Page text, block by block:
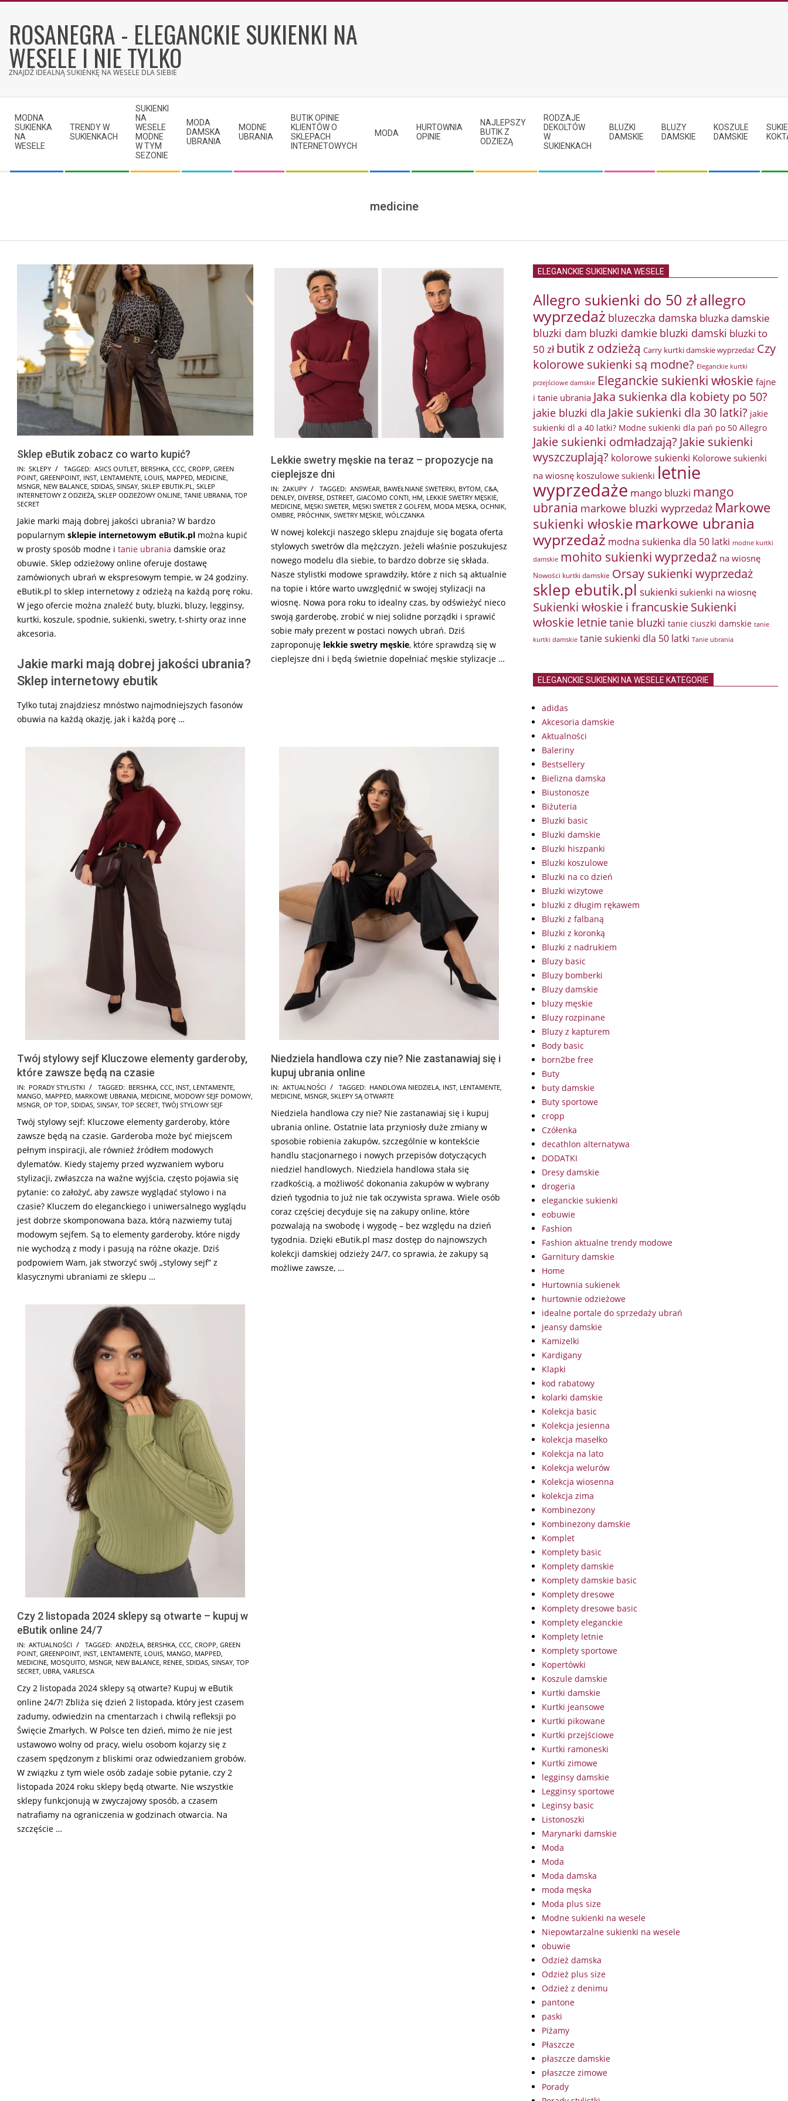
contentROSANEGRA - ELEGANCKIE SUKIENKI NA
WESELE I NIE TYLKO
ZNAJDŹ IDEALNĄ SUKIENKĘ NA WESELE DLA SIEBIE
Navigation
Menu
MODNA
SUKIENKA
NA
WESELE
TRENDY W
SUKIENKACH
SUKIENKI
NA
WESELE
MODNE
W TYM
SEZONIE
MODA
DAMSKA
UBRANIA
MODNE
UBRANIA
BUTIK OPINIE
KLIENTÓW O
SKLEPACH
INTERNETOWYCH
MODA
HURTOWNIA
OPINIE
NAJLEPSZY
BUTIK Z
ODZIEŻĄ
RODZAJE
DEKOLTÓW
W
SUKIENKACH
BLUZKI
DAMSKIE
BLUZY
DAMSKIE
KOSZULE
DAMSKIE
medicine
Sklep eButik zobacz co warto kupić?
2025-
12-
07
IN: SKLEPY TAGGED: ASICS OUTLET, BERSHKA, CCC, CROPP, GREEN
POINT, GREENPOINT, INST, LENTAMENTE, LOUIS, MAPPED, MEDICINE,
MSNGR, NEW BALANCE, SDIDAS, SINSAY, SKLEP EBUTIK.PL, SKLEP
INTERNETOWY Z ODZIEŻĄ, SKLEP ODZIEŻOWY ONLINE, TANIE UBRANIA, TOP
SECRET
Jakie marki mają dobrej jakości ubrania? W bardzo
popularnym sklepie internetowym eButik.pl można kupić
w prosty sposób modne i tanie ubrania damskie oraz
obuwie. Sklep odzieżowy online oferuje dostawę
zamówionych ubrań w ekspresowym tempie, w 24 godziny.
eButik.pl to sklep internetowy z odzieżą na każdą porę roku.
W jego ofercie można znaleźć buty, bluzki, bluzy, legginsy,
kurtki, koszule, spodnie, sukienki, swetry, t-shirty oraz inne
akcesoria.
Jakie marki mają dobrej jakości ubrania?
Sklep internetowy ebutik
Tylko tutaj znajdziesz mnóstwo najmodniejszych fasonów
obuwia na każdą okazję, jak i każdą porę …
Lekkie swetry męskie na teraz – propozycje na
cieplejsze dni
2025-
01-
15
IN: ZAKUPY TAGGED: ANSWEAR, BAWEŁNIANE SWETERKI, BYTOM, C&A,
DENLEY, DIVERSE, DSTREET, GIACOMO CONTI, HM, LEKKIE SWETRY MĘSKIE,
MEDICINE, MĘSKI SWETER, MĘSKI SWETER Z GOLFEM, MODA MĘSKA, OCHNIK,
OMBRE, PRÓCHNIK, SWETRY MĘSKIE, WÓLCZANKA
W nowej kolekcji naszego sklepu znajduje się bogata oferta
stylowych swetrów dla mężczyzn. Jeżeli właśnie poszukujesz
nowego modelu dla siebie, to bardzo dobrze się składa.
Nasze stylistki modowe sprawdziły, które z nich są aktualnie
na topie i które warto uwzględnić w swojej stylizacji na
wiosnę. Nowa pora roku to idealny czas, by odświeżyć nieco
swoją garderobę, zrobić w niej solidne porządki i sprawić
sobie mały prezent w postaci nowych ubrań. Dziś
zaproponuję lekkie swetry męskie, które sprawdzą się w
cieplejsze dni i będą świetnie dopełniać męskie stylizacje …
Twój stylowy sejf Kluczowe elementy garderoby,
które zawsze będą na czasie
2024-
11-
IN: PORADY STYLISTKI TAGGED: BERSHKA, CCC, INST, LENTAMENTE,
MANGO, MAPPED, MARKOWE UBRANIA, MEDICINE, MODOWY SEJF DOMOWY,
MSNGR, OP TOP, SDIDAS, SINSAY, TOP SECRET, TWÓJ STYLOWY SEJF
Twój stylowy sejf: Kluczowe elementy garderoby, które
zawsze będą na czasie. Garderoba może być miejscem
pełnym inspiracji, ale również źródłem modowych
dylematów. Kiedy stajemy przed wyzwaniem wyboru
stylizacji, zwłaszcza na ważne wyjścia, często pojawia się
pytanie: co założyć, aby zawsze wyglądać stylowo i na
czasie? Kluczem do eleganckiego i uniwersalnego wyglądu
jest dobrze skomponowana baza, którą nazwiemy tutaj
modowym sejfem. Są to elementy garderoby, które nigdy
nie wychodzą z mody i pasują na różne okazje. Dziś
podpowiem Wam, jak stworzyć swój „stylowy sejf” z
klasycznymi ubraniami ze sklepu …
Niedziela handlowa czy nie? Nie zastanawiaj się i
kupuj ubrania online
2024-
10-
31
IN: AKTUALNOŚCI TAGGED: HANDLOWA NIEDZIELA, INST, LENTAMENTE,
MEDICINE, MSNGR, SKLEPY SĄ OTWARTE
Niedziela handlowa czy nie? Nie zastanawiaj się i kupuj
ubrania online. Ostatnie lata przyniosły duże zmiany w
sposobie robienia zakupów, szczególnie w kontekście
handlu stacjonarnego i nowych przepisów dotyczących
niedziel handlowych. Niedziela handlowa stała się
rzadkością, a możliwość dokonania zakupów w wybrany
dzień tygodnia to już nie tak oczywista sprawa. Wiele osób
coraz częściej decyduje się na zakupy online, które
pozwalają na swobodę i wygodę – bez względu na dzień
tygodnia. Dzięki eButik.pl masz dostęp do najnowszych
kolekcji damskiej odzieży 24/7, co sprawia, że zakupy są
możliwe zawsze, …
Czy 2 listopada 2024 sklepy są otwarte – kupuj w
eButik online 24/7
2024-
10-
31
IN: AKTUALNOŚCI TAGGED: ANDŻELA, BERSHKA, CCC, CROPP, GREEN
POINT, GREENPOINT, INST, LENTAMENTE, LOUIS, MANGO, MAPPED,
MEDICINE, MOSQUITO, MSNGR, NEW BALANCE, RENEE, SDIDAS, SINSAY, TOP
SECRET, UBRA, VARLESCA
Czy 2 listopada 2024 sklepy są otwarte? Kupuj w eButik
online 24/7! Zbliża się dzień 2 listopada, który jest czasem
zadumy, odwiedzin na cmentarzach i chwilą refleksji po
Święcie Zmarłych. W Polsce ten dzień, mimo że nie jest
ustawowo wolny od pracy, wielu osobom kojarzy się z
czasem spędzonym z bliskimi oraz odwiedzaniem grobów.
W związku z tym wiele osób zadaje sobie pytanie, czy 2
listopada 2024 roku sklepy będą otwarte. Nie wszystkie
sklepy funkcjonują w zwyczajowy sposób, a czasem
natrafiamy na ograniczenia w godzinach otwarcia. Na
szczęście …
ELEGANCKIE SUKIENKI NA WESELE
Allegro sukienki do 50 złallegro
wyprzedaż bluzeczka damska bluzka damskie
bluzki dam bluzki damkie bluzki damski bluzki to
50 zł butik z odzieżą Carry kurtki damskie wyprzedaż Czy
kolorowe sukienki są modne? Eleganckie kurtki
przejściowe damskie Eleganckie sukienki włoskie fajne
i tanie ubrania Jaka sukienka dla kobiety po 50?
jakie bluzki dla Jakie sukienki dla 30 latki? jakie
sukienki dl a 40 latki? Modne sukienki dla pań po 50 Allegro
Jakie sukienki odmładzają? Jakie sukienki
wyszczuplają? kolorowe sukienki Kolorowe sukienki
na wiosnę koszulowe sukienki letnie
wyprzedaże mango bluzki mango
ubrania markowe bluzki wyprzedaż Markowe
sukienki włoskie markowe ubrania
wyprzedaż modna sukienka dla 50 latki modne kurtki
damskie mohito sukienki wyprzedaż na wiosnę
Nowości kurtki damskie Orsay sukienki wyprzedaż
sklep ebutik.pl sukienki sukienki na wiosnę
Sukienki włoskie i francuskieSukienki
włoskie letnietanie bluzki tanie ciuszki damskie tanie
kurtki damskie tanie sukienki dla 50 latki Tanie ubrania
ELEGANCKIE SUKIENKI NA WESELE KATEGORIE
adidas
Akcesoria damskie
Aktualności
Baleriny
Bestsellery
Bielizna damska
Biustonosze
Biżuteria
Bluzki basic
Bluzki damskie
Bluzki hiszpanki
Bluzki koszulowe
Bluzki na co dzień
Bluzki wizytowe
bluzki z długim rękawem
Bluzki z falbaną
Bluzki z koronką
Bluzki z nadrukiem
Bluzy basic
Bluzy bomberki
Bluzy damskie
bluzy męskie
Bluzy rozpinane
Bluzy z kapturem
Body basic
born2be free
Buty
buty damskie
Buty sportowe
cropp
Czółenka
decathlon alternatywa
DODATKI
Dresy damskie
drogeria
eleganckie sukienki
eobuwie
Fashion
Fashion aktualne trendy modowe
Garnitury damskie
Home
Hurtownia sukienek
hurtownie odzieżowe
idealne portale do sprzedaży ubrań
jeansy damskie
Kamizelki
Kardigany
Klapki
kod rabatowy
kolarki damskie
Kolekcja basic
Kolekcja jesienna
kolekcja masełko
Kolekcja na lato
Kolekcja welurów
Kolekcja wiosenna
kolekcja zima
Kombinezony
Kombinezony damskie
Komplet
Komplety basic
Komplety damskie
Komplety damskie basic
Komplety dresowe
Komplety dresowe basic
Komplety eleganckie
Komplety letnie
Komplety sportowe
Kopertówki
Koszule damskie
Kurtki damskie
Kurtki jeansowe
Kurtki pikowane
Kurtki przejściowe
Kurtki ramoneski
Kurtki zimowe
legginsy damskie
Legginsy sportowe
Leginsy basic
Listonoszki
Marynarki damskie
Moda
Moda
Moda damska
moda męska
Moda plus size
Modne sukienki na wesele
Niepowtarzalne sukienki na wesele
obuwie
Odzież damska
Odzież plus size
Odzież z denimu
pantone
paski
Piżamy
Płaszcze
płaszcze damskie
płaszcze zimowe
Porady